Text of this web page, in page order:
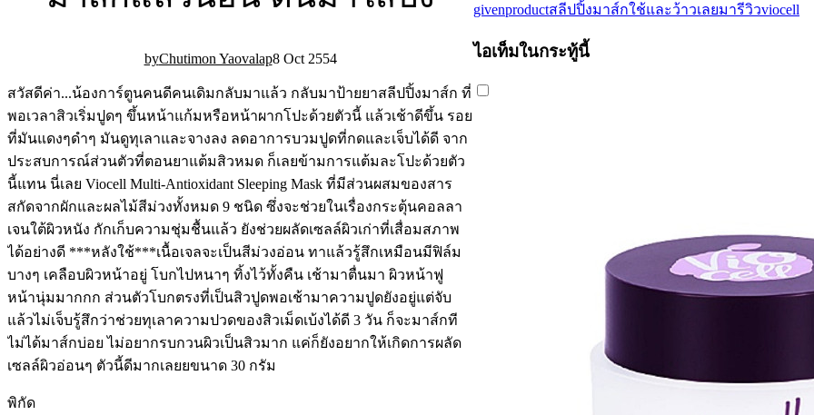
Chutimon Yaovalap8 Oct 2554
สวัสดีค่า...น้องการ์ตูนคนดีคนเดิมกลับมาแล้ว กลับมาป้ายยาสลีปปิ้งมาส์ก ที่
พอเวลาสิวเริ่มปูดๆ ขึ้นหน้าแก้มหรือหน้าผากโปะด้วยตัวนี้ แล้วเช้าดีขึ้น รอย
ที่มันแดงๆดำๆ มันดูทุเลาและจางลง ลดอาการบวมปูดที่กดและเจ็บได้ดี จาก
ประสบการณ์ส่วนตัวที่ตอนยาแต้มสิวหมด ก็เลยข้ามการแต้มละโปะด้วยตัว
นี้แทน นี่เลย Viocell Multi-Antioxidant Sleeping Mask ที่มีส่วนผสมของสาร
สกัดจากผักและผลไม้สีม่วงทั้งหมด 9 ชนิด ซึ่งจะช่วยในเรื่องกระตุ้นคอลลา
เจนใต้ผิวหนัง กักเก็บความชุ่มชื้นแล้ว ยังช่วยผลัดเซลล์ผิวเก่าที่เสื่อมสภาพ
ได้อย่างดี ***หลังใช้***เนื้อเจลจะเป็นสีม่วงอ่อน ทาแล้วรู้สึกเหมือนมีฟิล์ม
บางๆ เคลือบผิวหน้าอยู่ โบกไปหนาๆ ทิ้งไว้ทั้งคืน เช้ามาตื่นมา ผิวหน้าฟู
หน้านุ่มมากกก ส่วนตัวโบกตรงที่เป็นสิวปูดพอเช้ามาความปูดยังอยู่แต่จับ
แล้วไม่เจ็บรู้สึกว่าช่วยทุเลาความปวดของสิวเม็ดเบ้งได้ดี 3 วัน ก็จะมาส์กที
ไม่ได้มาส์กบ่อย ไม่อยากรบกวนผิวเป็นสิวมาก แค่ก็ยังอยากให้เกิดการผลัด
เซลล์ผิวอ่อนๆ ตัวนี้ดีมากเลยยขนาด 30 กรัม
พิกัด
givenproductสลีปปิ้งมาส์กใช้และว้าวเลยมารีวิวviocell
ไอเท็มในกระทู้นี้